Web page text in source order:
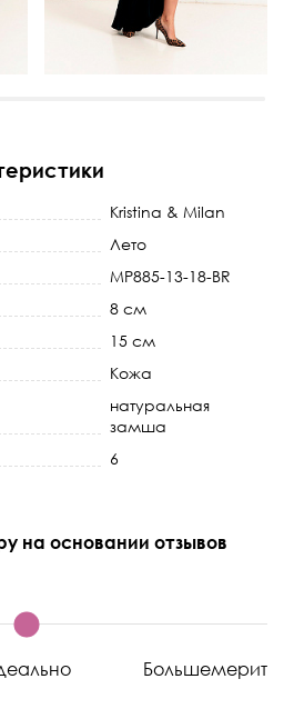
Kristina & Milan
Лето
MP885-13-18-BR
8 см
15 см
Кожа
натуральная
замша
6
на основании отзывов
Большемерит